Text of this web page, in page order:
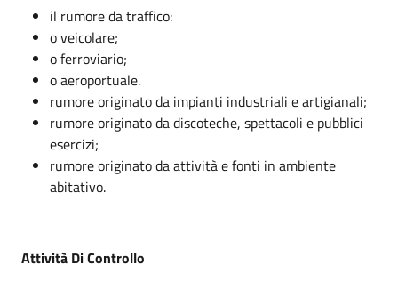
il rumore da traffico:
o veicolare;
o ferroviario;
o aeroportuale.
rumore originato da impianti industriali e artigianali;
rumore originato da discoteche, spettacoli e pubblici
esercizi;
rumore originato da attività e fonti in ambiente
abitativo.
Attività Di Controllo